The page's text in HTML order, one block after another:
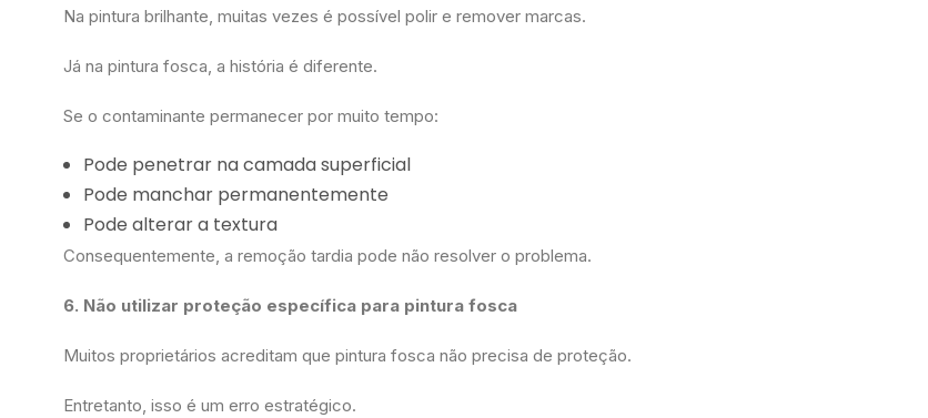
Na pintura brilhante, muitas vezes é possível polir e remover marcas.
Já na pintura fosca, a história é diferente.
Se o contaminante permanecer por muito tempo:
Pode penetrar na camada superficial
Pode manchar permanentemente
Pode alterar a textura
Consequentemente, a remoção tardia pode não resolver o problema.
6. Não utilizar proteção específica para pintura fosca
Muitos proprietários acreditam que pintura fosca não precisa de proteção.
Entretanto, isso é um erro estratégico.